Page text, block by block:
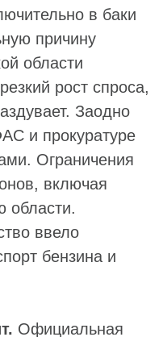
в баки
причину
области
рост спроса,
Заодно
и прокуратуре
Ограничения
включая
области.
ввело
бензина и
Официальная